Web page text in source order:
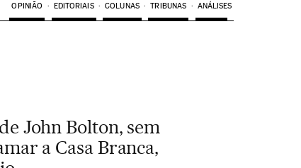
OPINIÃO EDITORIAIS COLUNAS TRIBUNAS ANÁLISES
John Bolton, sem
a Casa Branca,